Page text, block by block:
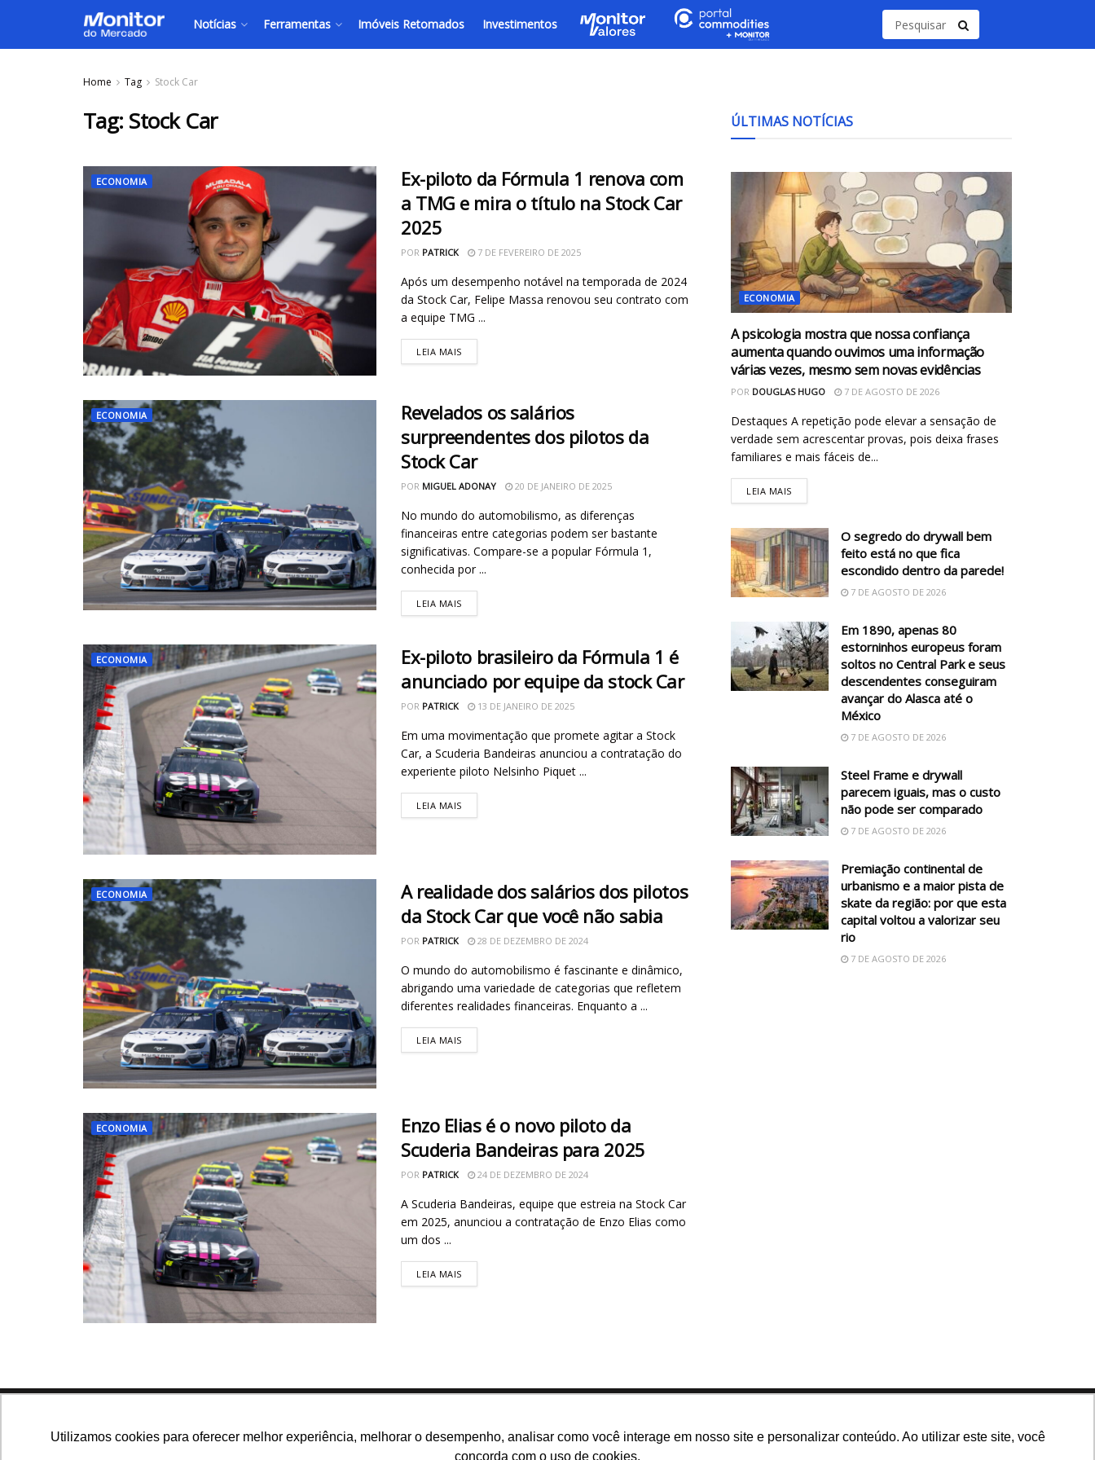
Utilizamos cookies para oferecer melhor experiência, melhorar o desempenho, analisar como você interage em nosso site e personalizar conteúdo. Ao utilizar este site, você
concorda com o uso de cookies.
Notícias Ferramentas Imóveis Retomados Investimentos
Home Tag Stock Car
Tag: Stock Car
ECONOMIA
Ex-piloto da Fórmula 1 renova com
a TMG e mira o título na Stock Car
2025
POR PATRICK 7 DE FEVEREIRO DE 2025
Após um desempenho notável na temporada de 2024
da Stock Car, Felipe Massa renovou seu contrato com
a equipe TMG ...
LEIA MAIS
ECONOMIA
Revelados os salários
surpreendentes dos pilotos da
Stock Car
POR MIGUEL ADONAY 20 DE JANEIRO DE 2025
No mundo do automobilismo, as diferenças
financeiras entre categorias podem ser bastante
significativas. Compare-se a popular Fórmula 1,
conhecida por ...
LEIA MAIS
ECONOMIA
Ex-piloto brasileiro da Fórmula 1 é
anunciado por equipe da stock Car
POR PATRICK 13 DE JANEIRO DE 2025
Em uma movimentação que promete agitar a Stock
Car, a Scuderia Bandeiras anunciou a contratação do
experiente piloto Nelsinho Piquet ...
LEIA MAIS
ECONOMIA
A realidade dos salários dos pilotos
da Stock Car que você não sabia
POR PATRICK 28 DE DEZEMBRO DE 2024
O mundo do automobilismo é fascinante e dinâmico,
abrigando uma variedade de categorias que refletem
diferentes realidades financeiras. Enquanto a ...
LEIA MAIS
ECONOMIA
Enzo Elias é o novo piloto da
Scuderia Bandeiras para 2025
POR PATRICK 24 DE DEZEMBRO DE 2024
A Scuderia Bandeiras, equipe que estreia na Stock Car
em 2025, anunciou a contratação de Enzo Elias como
um dos ...
LEIA MAIS
ÚLTIMAS NOTÍCIAS
ECONOMIA
A psicologia mostra que nossa confiança
aumenta quando ouvimos uma informação
várias vezes, mesmo sem novas evidências
POR DOUGLAS HUGO 7 DE AGOSTO DE 2026
Destaques A repetição pode elevar a sensação de
verdade sem acrescentar provas, pois deixa frases
familiares e mais fáceis de...
LEIA MAIS
O segredo do drywall bem
feito está no que fica
escondido dentro da parede!
7 DE AGOSTO DE 2026
Em 1890, apenas 80
estorninhos europeus foram
soltos no Central Park e seus
descendentes conseguiram
avançar do Alasca até o
México
7 DE AGOSTO DE 2026
Steel Frame e drywall
parecem iguais, mas o custo
não pode ser comparado
7 DE AGOSTO DE 2026
Premiação continental de
urbanismo e a maior pista de
skate da região: por que esta
capital voltou a valorizar seu
rio
7 DE AGOSTO DE 2026
Siga nossas redes